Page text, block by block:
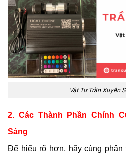
Vật Tư Trần Xuyên
2. Các Thành Phần Chính
Sáng
Để hiểu rõ hơn, hãy cùng phân